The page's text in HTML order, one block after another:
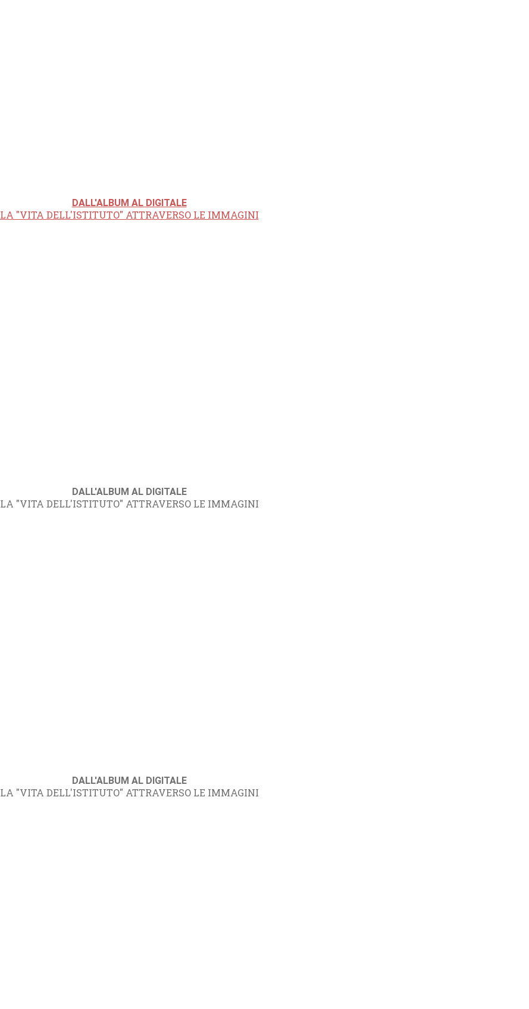
DALL'ALBUM AL DIGITALE
LA "VITA DELL'ISTITUTO" ATTRAVERSO LE IMMAGINI
DALL'ALBUM AL DIGITALE
LA "VITA DELL'ISTITUTO" ATTRAVERSO LE IMMAGINI
DALL'ALBUM AL DIGITALE
LA "VITA DELL'ISTITUTO" ATTRAVERSO LE IMMAGINI